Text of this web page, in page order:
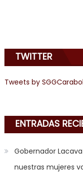
anal
sex,
in
the
to
play
TWITTER
Tweets by
ENTRADAS
Gobernador Lacava
nuestras mujeres